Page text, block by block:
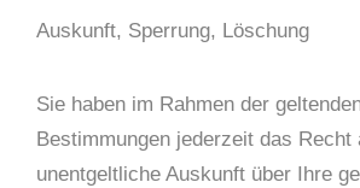
Auskunft, Sperrung, Löschung
Sie haben im Rahmen der
Bestimmungen jederzeit das Recht
unentgeltliche Auskunft über Ihre